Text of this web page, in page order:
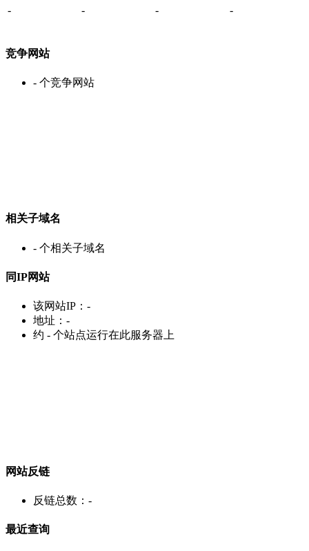
-
- - -
竞争网站
- 个竞争网站
相关子域名
- 个相关子域名
同IP网站
该网站IP： -
地址： -
约 - 个站点运行在此服务器上
网站反链
反链总数： -
最近查询